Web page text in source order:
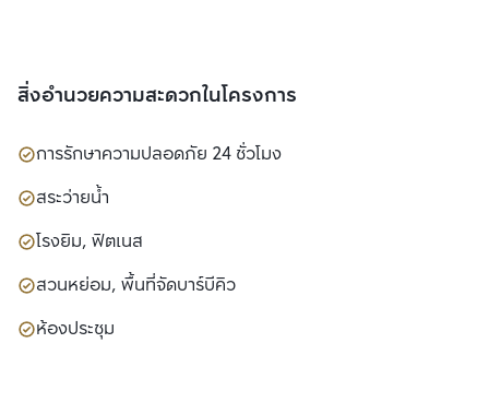
สิ่งอำนวยความสะดวกในโครงการ
การรักษาความปลอดภัย 24 ชั่วโมง
สระว่ายน้ำ
โรงยิม, ฟิตเนส
สวนหย่อม, พื้นที่จัดบาร์บีคิว
ห้องประชุม